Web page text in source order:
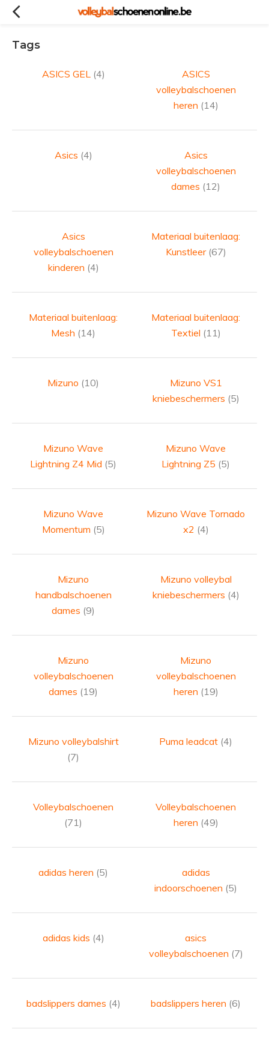
Tags
ASICS GEL (4)
ASICS
volleybalschoenen
heren (14)
Asics (4)
Asics
volleybalschoenen
dames (12)
Asics
volleybalschoenen
kinderen (4)
Materiaal buitenlaag:
Kunstleer (67)
Materiaal buitenlaag:
Mesh (14)
Materiaal buitenlaag:
Textiel (11)
Mizuno (10)
Mizuno VS1
kniebeschermers (5)
Mizuno Wave
Lightning Z4 Mid (5)
Mizuno Wave
Lightning Z5 (5)
Mizuno Wave
Momentum (5)
Mizuno Wave Tornado
x2 (4)
Mizuno
handbalschoenen
dames (9)
Mizuno volleybal
kniebeschermers (4)
Mizuno
volleybalschoenen
dames (19)
Mizuno
volleybalschoenen
heren (19)
Mizuno volleybalshirt
(7)
Puma leadcat (4)
Volleybalschoenen
(71)
Volleybalschoenen
heren (49)
adidas heren (5)
adidas
indoorschoenen (5)
adidas kids (4)
asics
volleybalschoenen (7)
badslippers dames (4) badslippers heren (6)